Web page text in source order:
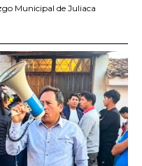
Municipal de Juliaca